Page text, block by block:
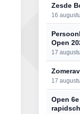
Zesde
16
Open
17
17
Open